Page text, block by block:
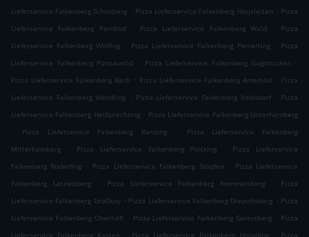
Lieferservice Falkenberg Schönberg . Pizza Lieferservice Falkenberg Hausleiten . Pizza
Lieferservice Falkenberg Pendlöd
. Pizza Lieferservice Falkenberg Wald .
Pizza
Lieferservice Falkenberg Wölfing
. Pizza Lieferservice Falkenberg Perterting . Pizza
Lieferservice Falkenberg Ponzaunöd
. Pizza Lieferservice Falkenberg Guglmucken
.
Pizza Lieferservice Falkenberg Bach . Pizza Lieferservice Falkenberg Amersöd . Pizza
Lieferservice Falkenberg Wendling . Pizza Lieferservice Falkenberg Volksdorf . Pizza
Lieferservice Falkenberg Heißprechting . Pizza Lieferservice Falkenberg Unterhamberg
.
Pizza Lieferservice Falkenberg Ranzing .
Pizza Lieferservice Falkenberg
Mitterhamberg
. Pizza Lieferservice Falkenberg Plöcking .
Pizza Lieferservice
Falkenberg Ruderfing
. Pizza Lieferservice Falkenberg Stopfen . Pizza Lieferservice
Falkenberg Latzelsberg
. Pizza Lieferservice Falkenberg Remmelsberg .
Pizza
Lieferservice Falkenberg Großkay . Pizza Lieferservice Falkenberg Diepoltsberg . Pizza
Lieferservice Falkenberg Oberhöft . Pizza Lieferservice Falkenberg Geiersberg . Pizza
. .